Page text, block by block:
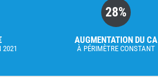
2021
28%
AUGMENTATION DU CA
À PÉRIMÈTRE CONSTANT